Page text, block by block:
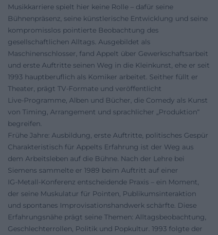
Musikkarriere spielt hier keine Rolle – dafür seine
Bühnenpräsenz, seine künstlerische Entwicklung und seine
kompromisslos pointierte Beobachtung des
gesellschaftlichen Alltags. Ausgebildet als
Maschinenschlosser, fand Appelt über Gewerkschaftsarbeit
und erste Auftritte seinen Weg in die Kleinkunst, ehe er seit
1993 hauptberuflich als Komiker arbeitet. Seither füllt er
Theater, prägt TV-Formate und veröffentlicht
Live‑Programme, Alben und Bücher, die Comedy als Kunst
von Timing, Arrangement und sprachlicher „Produktion“
begreifen.
Frühe Jahre: Ausbildung, erste Auftritte, politisches Gespür
Charakteristisch für Appelts Erfahrung ist der Weg aus
dem Arbeitsleben auf die Bühne. Nach der Lehre bei
Siemens sammelte er 1989 beim Auftritt auf einer
IG‑Metall‑Konferenz entscheidende Praxis – ein Moment,
der seine Muskulatur für Pointen, Publikumsinteraktion
und spontanes Improvisationshandwerk schärfte. Diese
Erfahrungsnähe prägt seine Themen: Alltagsbeobachtung,
Geschlechterrollen, Politik und Popkultur. 1993 folgte der